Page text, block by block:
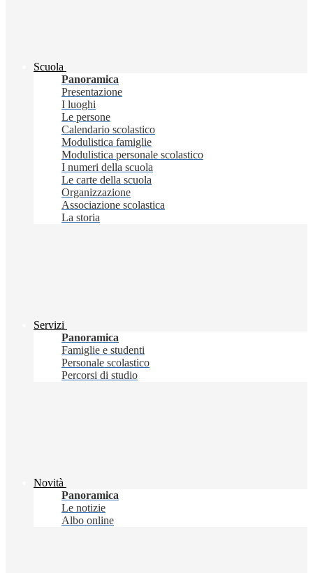
Scuola
Panoramica
Presentazione
I luoghi
Le persone
Calendario scolastico
Modulistica famiglie
Modulistica personale scolastico
I numeri della scuola
Le carte della scuola
Organizzazione
Associazione scolastica
La storia
Servizi
Panoramica
Famiglie e studenti
Personale scolastico
Percorsi di studio
Novità
Panoramica
Le notizie
Albo online